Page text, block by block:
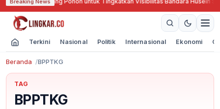
Breaking News
Terkini Nasional Politik Internasional Ekonomi
Beranda BPPTKG
TAG
BPPTKG